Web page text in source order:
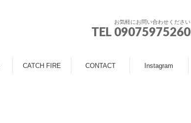
お気軽にお問い合わせください
TEL 09075975260
CATCH FIRE CONTACT Instagram